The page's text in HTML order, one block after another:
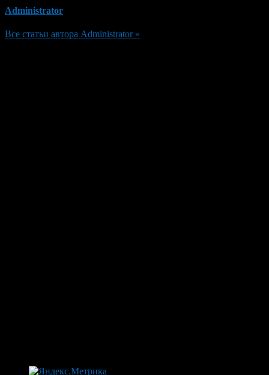
Administrator
Все статьи автора Administrator »